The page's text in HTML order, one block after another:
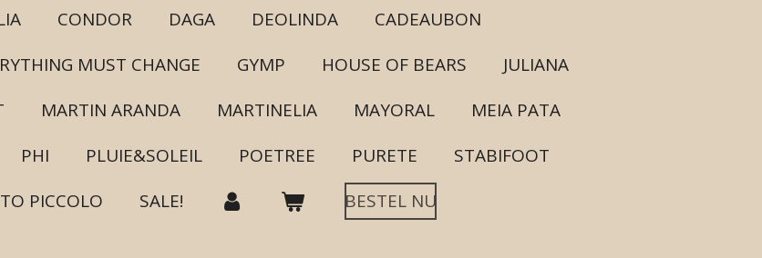
CONDOR DAGA DEOLINDA
CADEAUBON
MUST CHANGE GYMP HOUSE OF BEARS
JULIANA
MARTIN ARANDA MARTINELIA MAYORAL
MEIA PATA
PHI PLUIE&SOLEIL POETREE PURETE
STABIFOOT
PICCOLO SALE! BESTEL NU